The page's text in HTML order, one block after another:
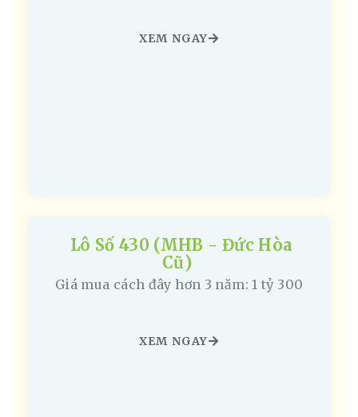
XEM NGAY
Lô Số 430 (MHB - Đức Hòa
Cũ)
Giá mua cách đây hơn 3 năm: 1 tỷ 300
XEM NGAY